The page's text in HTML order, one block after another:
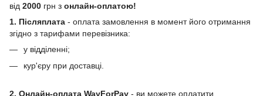
від 2000 грн з онлайн-оплатою!
1. Післяплата - оплата замовлення в момент його отримання
згідно з тарифами перевізника:
у відділенні;
кур'єру при доставці.
2. Онлайн-оплата WayForPay - ви можете оплатити